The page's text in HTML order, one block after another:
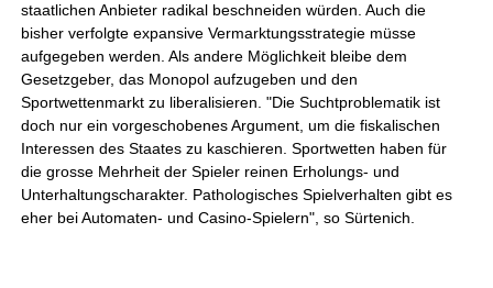
staatlichen Anbieter radikal beschneiden würden. Auch die
bisher verfolgte expansive Vermarktungsstrategie müsse
aufgegeben werden. Als andere Möglichkeit bleibe dem
Gesetzgeber, das Monopol aufzugeben und den
Sportwettenmarkt zu liberalisieren. "Die Suchtproblematik ist
doch nur ein vorgeschobenes Argument, um die fiskalischen
Interessen des Staates zu kaschieren. Sportwetten haben für
die grosse Mehrheit der Spieler reinen Erholungs- und
Unterhaltungscharakter. Pathologisches Spielverhalten gibt es
eher bei Automaten- und Casino-Spielern", so Sürtenich.